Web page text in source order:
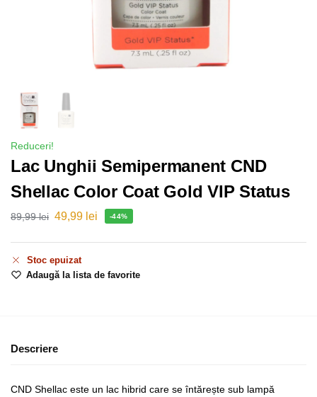
Reduceri!
Lac Unghii Semipermanent CND
Shellac Color Coat Gold VIP Status
89,99lei 49,99 lei -44%
Stoc epuizat
Adaugă la lista de favorite
Descriere
CND Shellac este un lac hibrid care se întărește sub lampă